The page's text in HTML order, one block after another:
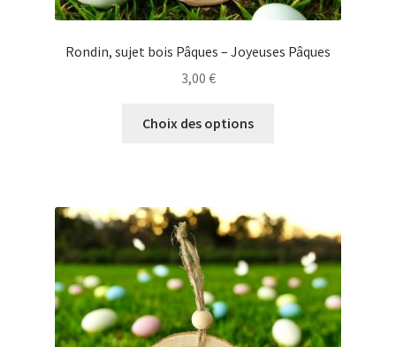
Rondin, sujet bois Pâques – Joyeuses Pâques
3,00 €
Choix des options
Les
options
peuvent
être
choisies
sur